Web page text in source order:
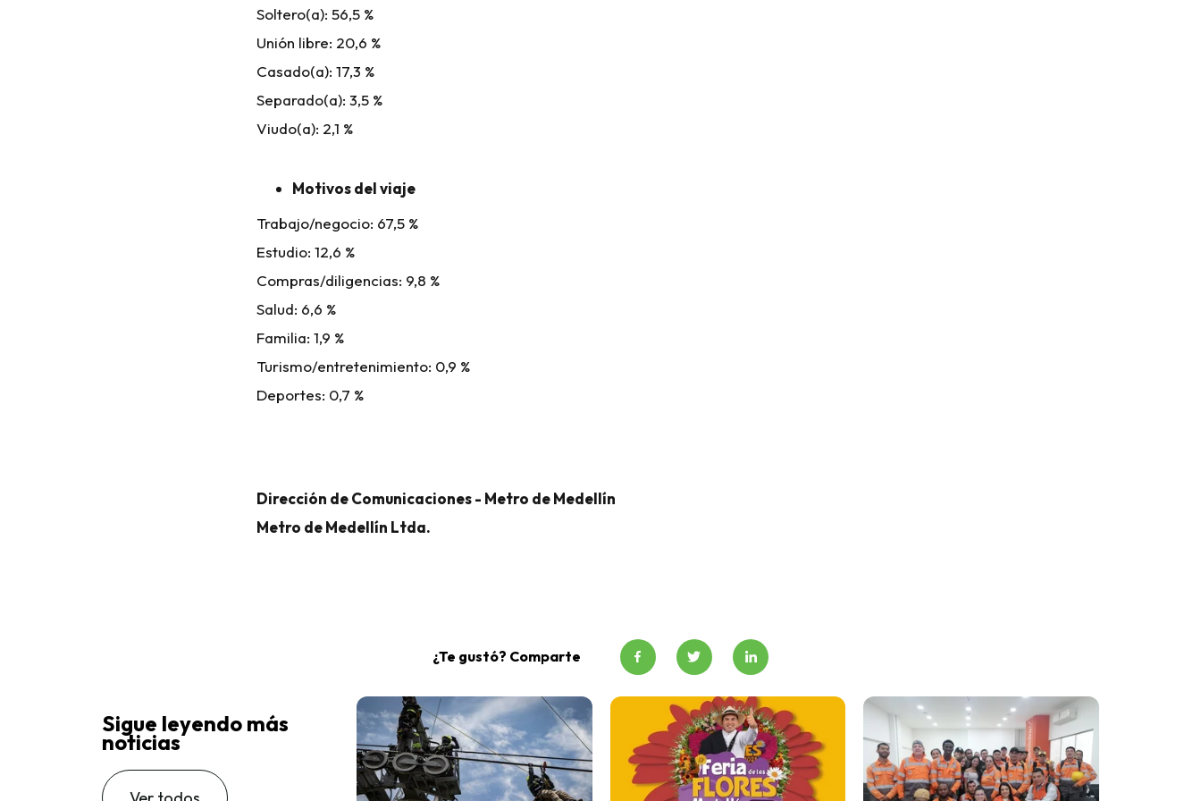
Soltero(a): 56,5 %
Unión libre: 20,6 %
Casado(a): 17,3 %
Separado(a): 3,5 %
Viudo(a): 2,1 %
Motivos del viaje
Trabajo/negocio: 67,5 %
Estudio: 12,6 %
Compras/diligencias: 9,8 %
Salud: 6,6 %
Familia: 1,9 %
Turismo/entretenimiento: 0,9 %
Deportes: 0,7 %
Dirección de Comunicaciones - Metro de Medellín
Metro de Medellín Ltda.
¿Te gustó? Comparte
Sigue leyendo más
noticias